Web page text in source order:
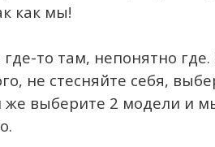
как мы!
то там, непонятно
не стесняйте себя,
же выберите 2 модели и